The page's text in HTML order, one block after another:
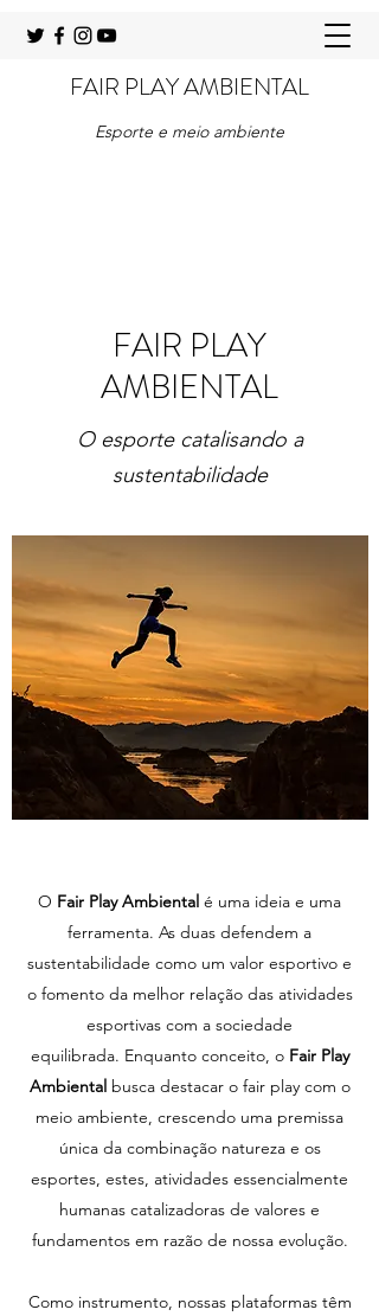
FAIR PLAY AMBIENTAL
Esporte e meio ambiente
FAIR PLAY
AMBIENTAL
O esporte catalisando a
sustentabilidade
O Fair Play Ambiental é uma ideia e uma
ferramenta. As duas defendem a
sustentabilidade como um valor esportivo e
o fomento da melhor relação das atividades
esportivas com a sociedade
equilibrada. Enquanto conceito, o Fair Play
Ambientalbusca destacar o fair play com o
meio ambiente, crescendo uma premissa
única da combinação natureza e os
esportes, estes, atividades essencialmente
humanas catalizadoras de valores e
fundamentos em razão de nossa evolução.
Como instrumento, nossas plataformas têm